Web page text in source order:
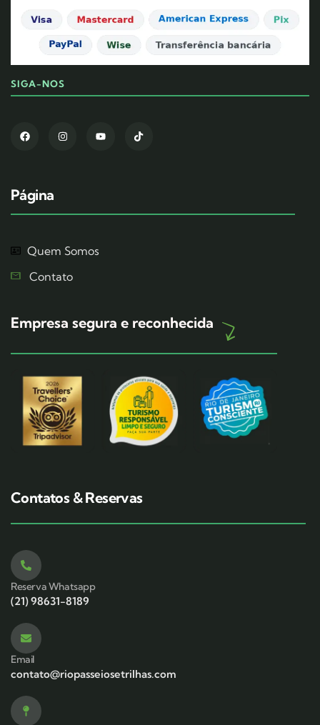
SIGA-NOS
Página
Quem Somos
Contato
Empresa segura e reconhecida
Contatos & Reservas
Reserva Whatsapp
(21) 98631-8189
Email
contato@riopasseiosetrilhas.com